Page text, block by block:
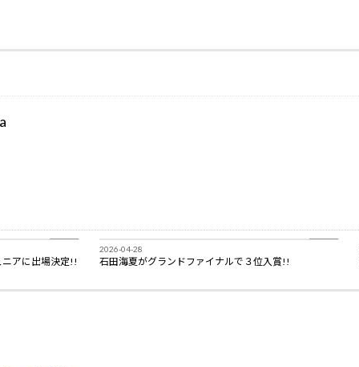
BLOG
アに出場決定!!
BLOG
2026-04-28
石田海夏がグランドファイナルで３位入賞!!